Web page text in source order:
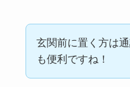
玄関前に置く方は
も便利ですね！